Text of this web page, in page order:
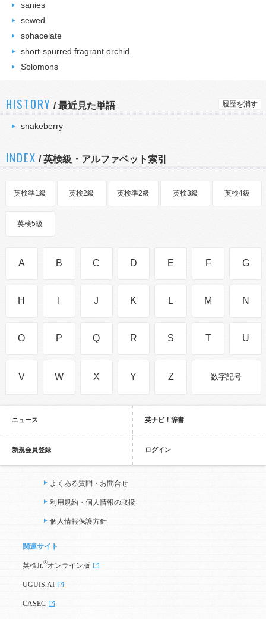
sanies
sewed
sphacelate
short-spurred fragrant orchid
Solomons
HISTORY /最近見た単語 履歴を消す
snakeberry
INDEX / 英検級・アルファベット索引
英検準1級 英検2級 英検準2級 英検3級 英検4級
英検5級
A B C D E F G
H J K L M N
O P Q R S T U
V W X Y Z 数字記号
ニュース 英ナビ！辞書
新規会員登録 ログイン
よくある質問・お問合せ
利用規約・個人情報の取扱
個人情報保護方針
関連サイト
英検Jr. ®オンライン版
UGUIS.AI
CASEC